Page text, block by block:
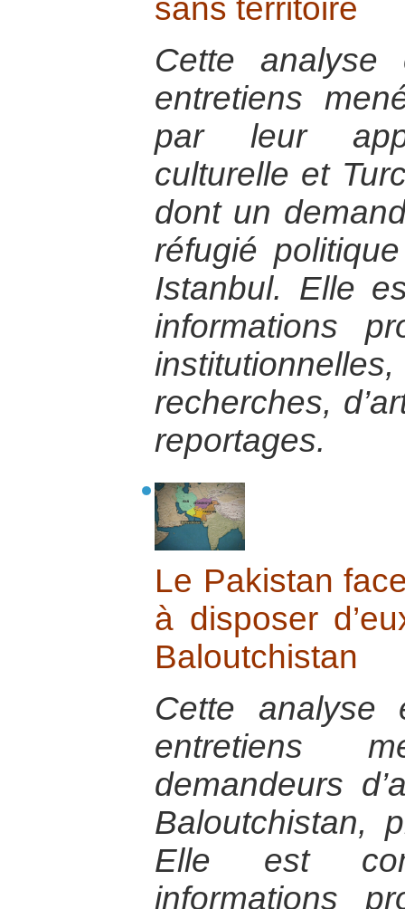
sans territoire
Cette
entretiens
par leur
culturelle et
dont un
réfugié
Istanbul. Elle
informations
recherches,
reportages.
Le Pakistan
à disposer
Baloutchistan
Cette analyse
entretiens
demandeurs
Baloutchistan,
Elle est
informations